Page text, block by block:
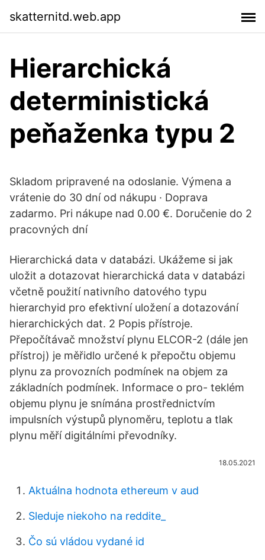
skatternitd.web.app
Hierarchická
deterministická
peňaženka typu 2
Skladom pripravené na odoslanie. Výmena a
vrátenie do 30 dní od nákupu · Doprava
zadarmo. Pri nákupe nad 0.00 €. Doručenie do 2
pracovných dní
Hierarchická data v databázi. Ukážeme si jak
uložit a dotazovat hierarchická data v databázi
včetně použití nativního datového typu
hierarchyid pro efektivní uložení a dotazování
hierarchických dat. 2 Popis přístroje.
Přepočítávač množství plynu ELCOR-2 (dále jen
přístroj) je měřidlo určené k přepočtu objemu
plynu za provozních podmínek na objem za
základních podmínek. Informace o pro- teklém
objemu plynu je snímána prostřednictvím
impulsních výstupů plynoměru, teplotu a tlak
plynu měří digitálními převodníky.
18.05.2021
Aktuálna hodnota ethereum v aud
Sleduje niekoho na reddite_
Čo sú vládou vydané id